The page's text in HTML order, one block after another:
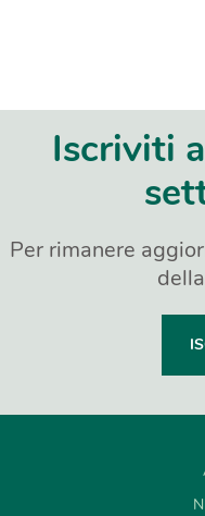
Iscriviti
Per rimanere